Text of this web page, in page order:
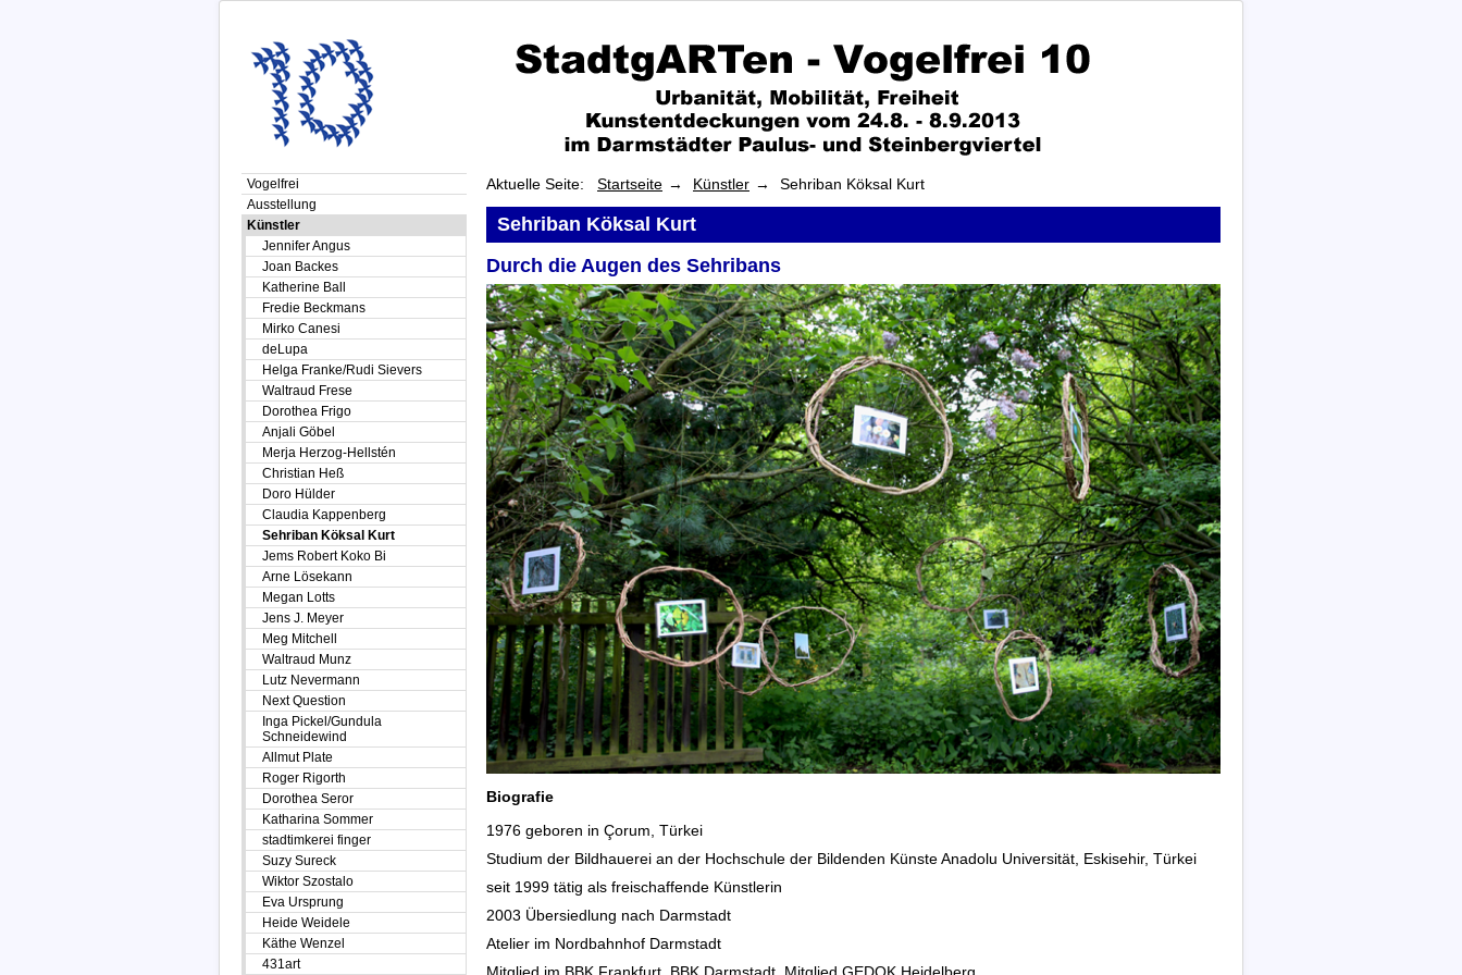
Vogelfrei
Ausstellung
Künstler
Jennifer Angus
Joan Backes
Katherine Ball
Fredie Beckmans
Mirko Canesi
deLupa
Helga Franke/Rudi Sievers
Waltraud Frese
Dorothea Frigo
Anjali Göbel
Merja Herzog-Hellstén
Christian Heß
Doro Hülder
Claudia Kappenberg
Sehriban Köksal Kurt
Jems Robert Koko Bi
Arne Lösekann
Megan Lotts
Jens J. Meyer
Meg Mitchell
Waltraud Munz
Lutz Nevermann
Next Question
Inga Pickel/Gundula
Schneidewind
Allmut Plate
Roger Rigorth
Dorothea Seror
Katharina Sommer
stadtimkerei finger
Suzy Sureck
Wiktor Szostalo
Eva Ursprung
Heide Weidele
Käthe Wenzel
431art
Aktuelle Seite: Startseite Künstler Sehriban Köksal Kurt
Sehriban Köksal Kurt
Durch die Augen des Sehribans
Biografie
1976 geboren in Çorum, Türkei
Studium der Bildhauerei an der Hochschule der Bildenden Künste Anadolu Universität, Eskisehir, Türkei
seit 1999 tätig als freischaffende Künstlerin
2003 Übersiedlung nach Darmstadt
Atelier im Nordbahnhof Darmstadt